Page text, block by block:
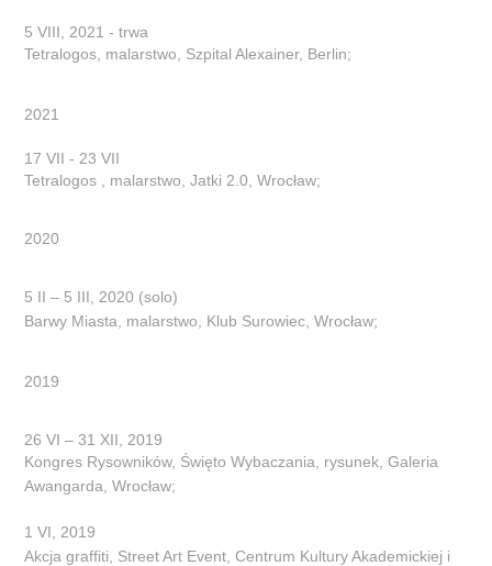
5 VIII, 2021 - trwa
Tetralogos, malarstwo, Szpital Alexainer, Berlin;
2021
17 VII - 23 VII
Tetralogos , malarstwo, Jatki 2.0, Wrocław;
2020
5 II – 5 III, 2020 (solo)
Barwy Miasta, malarstwo, Klub Surowiec, Wrocław;
2019
26 VI – 31 XII, 2019
Kongres Rysowników, Święto Wybaczania, rysunek, Galeria
Awangarda, Wrocław;
1 VI, 2019
Akcja graffiti, Street Art Event, Centrum Kultury Akademickiej i